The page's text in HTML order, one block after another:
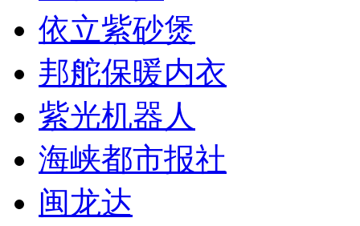
依立紫砂煲
邦舵保暖内衣
紫光机器人
海峡都市报社
闽龙达